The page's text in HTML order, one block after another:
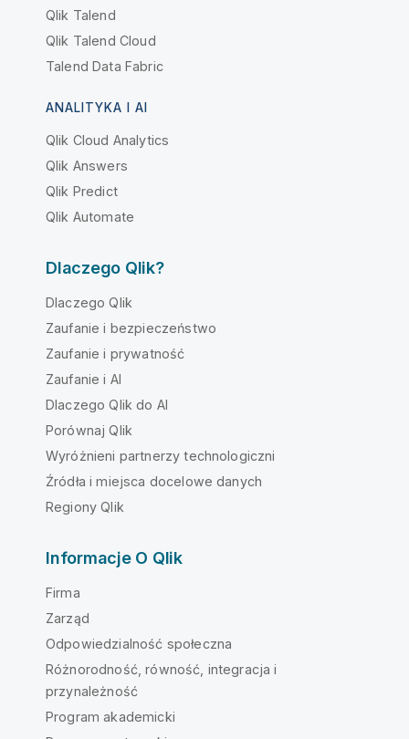
Qlik Talend
Qlik Talend Cloud
Talend Data Fabric
ANALITYKA I AI
Qlik Cloud Analytics
Qlik Answers
Qlik Predict
Qlik Automate
Dlaczego Qlik?
Dlaczego Qlik
Zaufanie i bezpieczeństwo
Zaufanie i prywatność
Zaufanie i AI
Dlaczego Qlik do AI
Porównaj Qlik
Wyróżnieni partnerzy technologiczni
Źródła i miejsca docelowe danych
Regiony Qlik
Informacje O Qlik
Firma
Zarząd
Odpowiedzialność społeczna
Różnorodność, równość, integracja i
przynależność
Program akademicki